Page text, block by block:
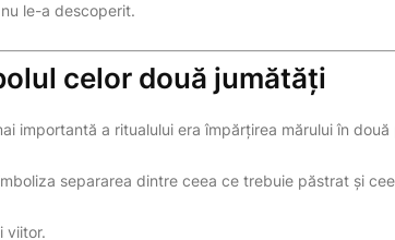
le-a descoperit.
celor două jumătăți
importantă a ritualului era împărțirea mărului în două
separarea dintre ceea ce trebuie păstrat și
viitor.